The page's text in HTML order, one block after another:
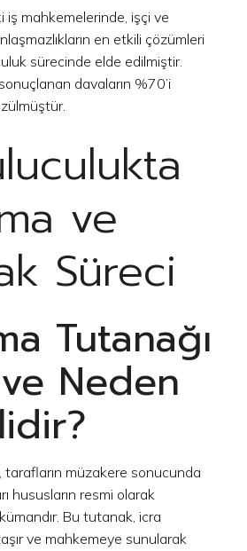
iş mahkemelerinde, işçi ve
en etkili çözümleri
sürecinde elde edilmiştir.
davaların %70’i
ve
Süreci
Tutanağı
Neden
müzakere sonucunda
hususların resmi olarak
Bu tutanak, icra
ve mahkemeye sunularak